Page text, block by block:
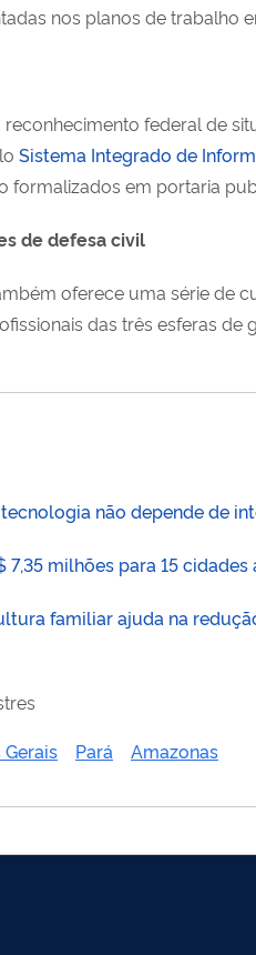
nos planos de trabalho
federal de
Sistema Integrado de
formalizados em portaria
de defesa civil
oferece uma série de
das três esferas
não depende de
7,35 milhões para 15
familiar ajuda na
Gerais Pará Amazonas